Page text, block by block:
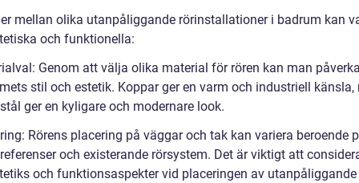
mellan olika utanpåliggande rörinstallationer i badrum kan
och funktionella:
Genom att välja olika material för rören kan man
stil och estetik. Koppar ger en varm och industriell känsla,
ger en kyligare och modernare look.
Rörens placering på väggar och tak kan variera beroende
och existerande rörsystem. Det är viktigt att
och funktionsaspekter vid placeringen av utanpåliggande